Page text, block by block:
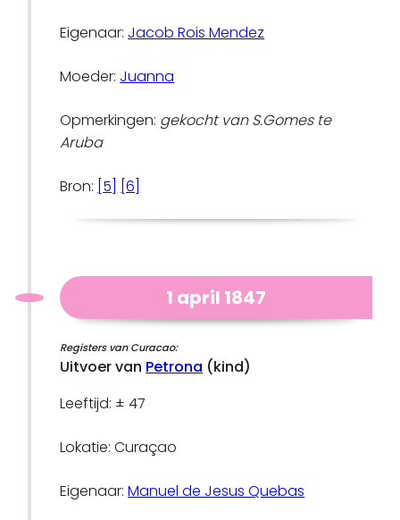
Eigenaar: Jacob Rois Mendez
Moeder: Juanna
Opmerkingen: gekocht van S.Gomes te
Aruba
Bron: [5] [6]
1 april 1847
Registers van Curacao:
Uitvoer van Petrona (kind)
Leeftijd: ± 47
Lokatie: Curaçao
Eigenaar:Manuel de Jesus Quebas